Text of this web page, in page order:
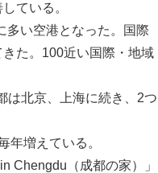
ている。
多い空港となった。国際
た。100近い国際・地域
は北京、上海に続き、2つ
年増えている。
Chengdu（成都の家）」